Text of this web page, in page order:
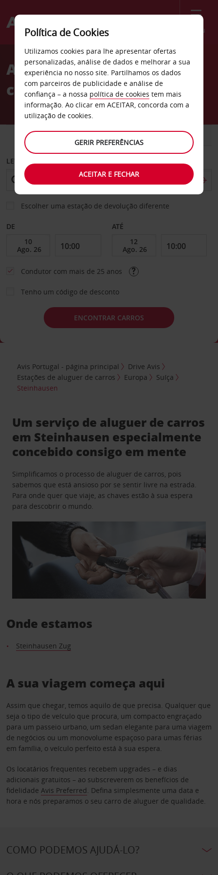
Menu
Welcome
AvisAluguer de
carros Steinhausen
CARRO COMERCIAIS
LEVANTAR EM
Escolher uma estação de devolução diferente
DE ATÉ
Condutor com mais de 25 anos
Tenho um código de desconto
ENCONTRAR CARROS
Avis Portugal - página principal
Drive Avis
Estações de aluguer de carros
Europa
Suíça
Steinhausen
Um serviço de aluguer de carros
em Steinhausen especialmente
concebido consigo em mente
Simplificamos o processo de aluguer de carros, pois
sabemos que está ansioso por se sentir livre na estrada.
Para onde quer que viaje, as chaves estão à sua espera
para descobrir o mundo.
Onde estamos
Steinhausen Zug
A sua viagem começa aqui
Assim que chegar, temos aquilo de que precisa. Qualquer que
seja o tipo de veículo que procura, um compacto engraçado
para um passeio urbano, um sedan elegante para uma viagem
de negócios ou um monovolume espaçoso para umas férias
em família, o veículo perfeito está à sua espera.
Os locatários frequentes recebem upgrades – e dias
adicionais gratuitos – ao subscreverem os benefícios de
fidelidade Avis Preferred. Defina simplesmente uma data e
hora e nós preparamos o seu carro de aluguer de qualidade.
COMO PODEMOS AJUDÁ-LO?
Política de Cookies
Utilizamos cookies para lhe apresentar ofertas
personalizadas, análise de dados e melhorar a sua
experiência no nosso site. Partilhamos os dados
com parceiros de publicidade e análise de
confiança – a nossa política de cookies tem mais
informação. Ao clicar em ACEITAR, concorda com a
utilização de cookies.
GERIR PREFERÊNCIAS
ACEITAR E FECHAR